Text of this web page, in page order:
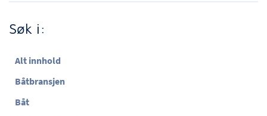
Søk i:
Alt innhold
Båtbransjen
Båt